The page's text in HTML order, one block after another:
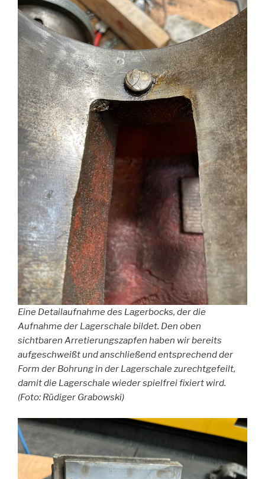
Eine Detailaufnahme des Lagerbocks, der die
Aufnahme der Lagerschale bildet. Den oben
sichtbaren Arretierungszapfen haben wir bereits
aufgeschweißt und anschließend entsprechend der
Form der Bohrung in der Lagerschale zurechtgefeilt,
damit die Lagerschale wieder spielfrei fixiert wird.
(Foto: Rüdiger Grabowski)